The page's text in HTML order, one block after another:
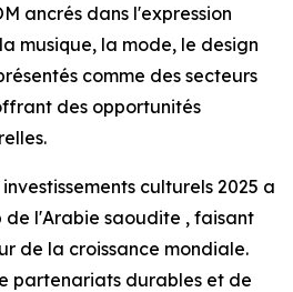
ancrés dans l'expression
musique, la mode, le design
comme des secteurs
des opportunités
culturels 2025 a
de l'Arabie saoudite , faisant
de la croissance mondiale.
partenariats durables et de